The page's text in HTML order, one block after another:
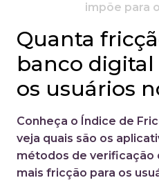
impõe para
Quanta
banco
os usuários
Conheça o Índice de
veja quais são os
métodos de verificação
mais fricção para os